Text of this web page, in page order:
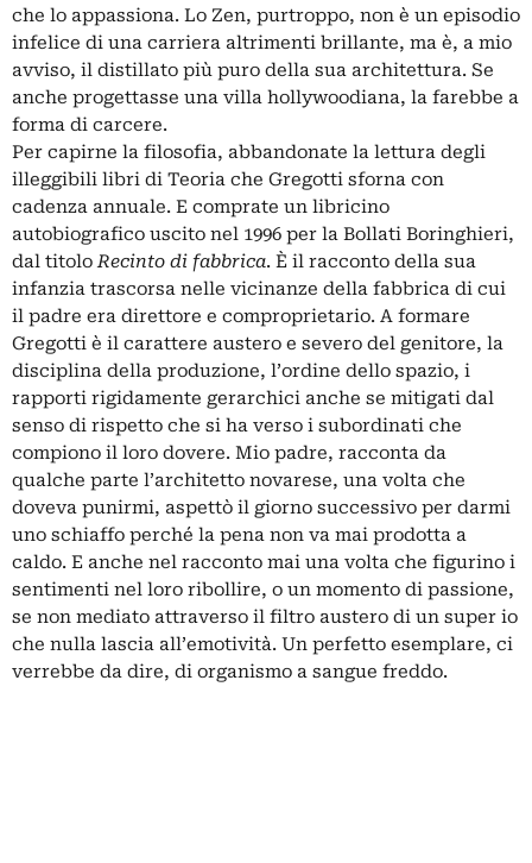
che lo appassiona. Lo Zen, purtroppo, non è un episodio
infelice di una carriera altrimenti brillante, ma è, a mio
avviso, il distillato più puro della sua architettura. Se
anche progettasse una villa hollywoodiana, la farebbe a
forma di carcere.
Per capirne la filosofia, abbandonate la lettura degli
illeggibili libri di Teoria che Gregotti sforna con
cadenza annuale. E comprate un libricino
autobiografico uscito nel 1996 per la Bollati Boringhieri,
dal titoloRecinto di fabbrica. È il racconto della sua
infanzia trascorsa nelle vicinanze della fabbrica di cui
il padre era direttore e comproprietario. A formare
Gregotti è il carattere austero e severo del genitore, la
disciplina della produzione, l’ordine dello spazio, i
rapporti rigidamente gerarchici anche se mitigati dal
senso di rispetto che si ha verso i subordinati che
compiono il loro dovere. Mio padre, racconta da
qualche parte l’architetto novarese, una volta che
doveva punirmi, aspettò il giorno successivo per darmi
uno schiaffo perché la pena non va mai prodotta a
caldo. E anche nel racconto mai una volta che figurino i
sentimenti nel loro ribollire, o un momento di passione,
se non mediato attraverso il filtro austero di un super io
che nulla lascia all’emotività. Un perfetto esemplare, ci
verrebbe da dire, di organismo a sangue freddo.